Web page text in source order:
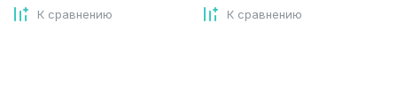
К сравнению К сравнению